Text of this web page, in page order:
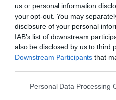
us or personal information
your opt-out. You may
disclosure of your personal
IAB’s list of downstream
also be disclosed by us to third
Downstream Participants that
Personal Data Processing
Уважаемый/ая гость/я
Вы можете принимать
жизни форума только,
на Ваш игровой аккаунт и
зарегистрируйтесь как